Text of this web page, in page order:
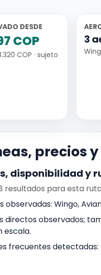
DESDE
COP
COP · sujeto
3
precios
disponibilidad y
resultados para esta
observadas: Wingo,
directos observados;
escala.
frecuentes detectadas: